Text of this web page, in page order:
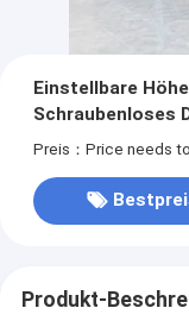
Einstellbare
Schraubenloses
Industrielle
Preis：Price needs
Produkt-